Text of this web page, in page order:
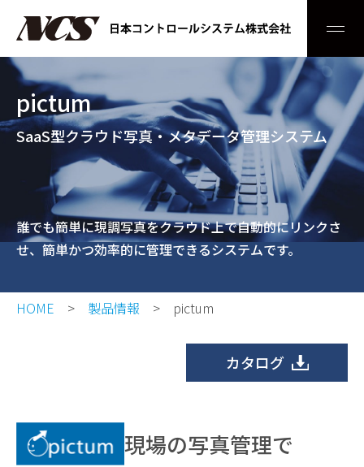
pictum
SaaS型クラウド写真・メタデータ管理システム
誰でも簡単に現調写真をクラウド上で自動的にリンクさ
せ、簡単かつ効率的に管理できるシステムです。
HOME 製品情報 pictum
カタログ
現場の写真管理で